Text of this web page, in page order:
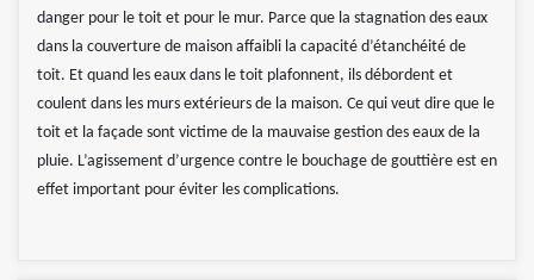
danger pour le toit et pour le mur. Parce que la stagnation des eaux
dans la couverture de maison affaibli la capacité d’étanchéité de
toit. Et quand les eaux dans le toit plafonnent, ils débordent et
coulent dans les murs extérieurs de la maison. Ce qui veut dire que le
toit et la façade sont victime de la mauvaise gestion des eaux de la
pluie. L’agissement d’urgence contre le bouchage de gouttière est en
effet important pour éviter les complications.